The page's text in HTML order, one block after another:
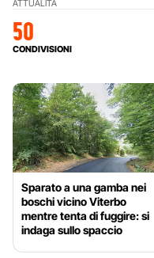
ATTUALITÀ
50
CONDIVISIONI
Sparato a una gamba nei
boschi vicino Viterbo
mentre tenta di fuggire: si
indaga sullo spaccio